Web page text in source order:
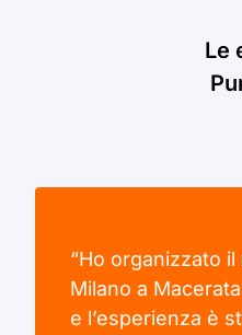
Le
“Ho organizzato
Milano a
e l’esperienza è